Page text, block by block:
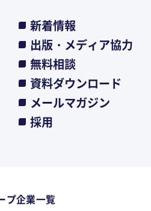
新着情報
出版・メディア協力
無料相談
資料ダウンロード
メールマガジン
採用
プ企業一覧